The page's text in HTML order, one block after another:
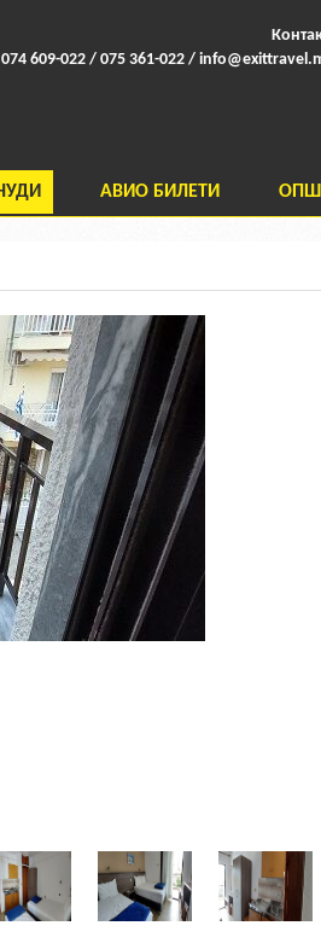
609-022 / 075 361-022 /
АВИО БИЛЕТИ